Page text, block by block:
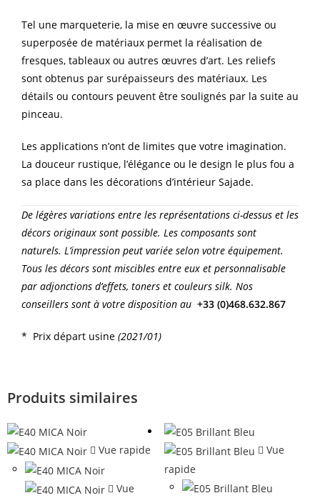
Tel une marqueterie, la mise en œuvre successive ou
superposée de matériaux permet la réalisation de
fresques, tableaux ou autres œuvres d’art. Les reliefs
sont obtenus par surépaisseurs des matériaux. Les
détails ou contours peuvent être soulignés par la suite au
pinceau.
Les applications n’ont de limites que votre imagination.
La douceur rustique, l’élégance ou le design le plus fou a
sa place dans les décorations d’intérieur Sajade.
De légères variations entre les représentations ci-dessus et les
décors originaux sont possible. Les composants sont
naturels. L’impression peut variée selon votre équipement.
Tous les décors sont miscibles entre eux et personnalisable
par adjonctions d’effets, toners et couleurs silk. Nos
conseillers sont à votre disposition au +33 (0)468.632.867
* Prix départ usine (2021/01)
Produits similaires
Vue rapide
Vue
Vue
rapide